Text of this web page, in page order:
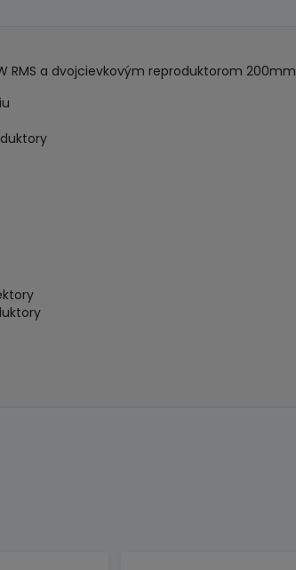
RMS a dvojcievkovým reproduktorom 200mm